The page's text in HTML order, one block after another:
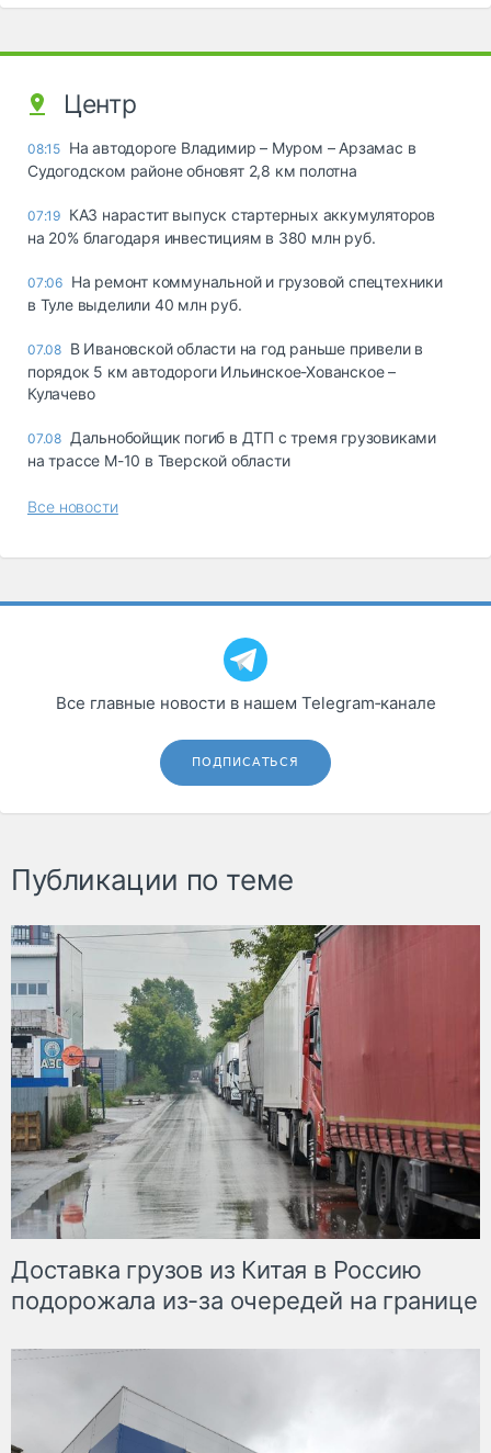
Центр
08:15 На автодороге Владимир – Муром – Арзамас в
Судогодском районе обновят 2,8 км полотна
07:19 КАЗ нарастит выпуск стартерных аккумуляторов
на 20% благодаря инвестициям в 380 млн руб.
07:06 На ремонт коммунальной и грузовой спецтехники
в Туле выделили 40 млн руб.
07.08 В Ивановской области на год раньше привели в
порядок 5 км автодороги Ильинское-Хованское –
Кулачево
07.08 Дальнобойщик погиб в ДТП с тремя грузовиками
на трассе М-10 в Тверской области
Все новости
Все главные новости в нашем Telegram‑канале
ПОДПИСАТЬСЯ
Публикации по теме
Доставка грузов из Китая в Россию
подорожала из-за очередей на границе